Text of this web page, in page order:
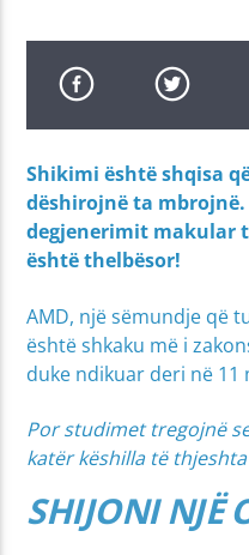
Shikimi është shqisa
dëshirojnë ta
degjenerimit makular
është thelbësor!
AMD, një sëmundje që
është shkaku më i
duke ndikuar deri në 11
Por studimet tregojnë
katër këshilla të
SHIJONI NJË